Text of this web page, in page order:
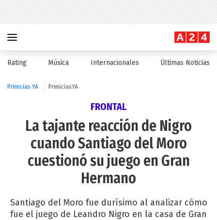
Rating Música Internacionales Últimas Noticias
Primicias YA PrimiciasYA
FRONTAL
La tajante reacción de Nigro
cuando Santiago del Moro
cuestionó su juego en Gran
Hermano
Santiago del Moro fue durísimo al analizar cómo
fue el juego de Leandro Nigro en la casa de Gran